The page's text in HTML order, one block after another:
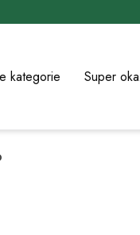
kategorie Super